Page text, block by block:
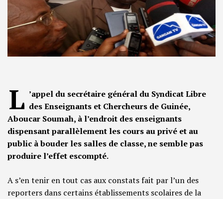
L ’appel du secrétaire général du Syndicat Libre
des Enseignants et Chercheurs de Guinée,
Aboucar Soumah, à l’endroit des enseignants
dispensant parallèlement les cours au privé et au
public à bouder les salles de classe, ne semble pas
produire l’effet escompté.
A s’en tenir en tout cas aux constats fait par l’un des
reporters dans certains établissements scolaires de la